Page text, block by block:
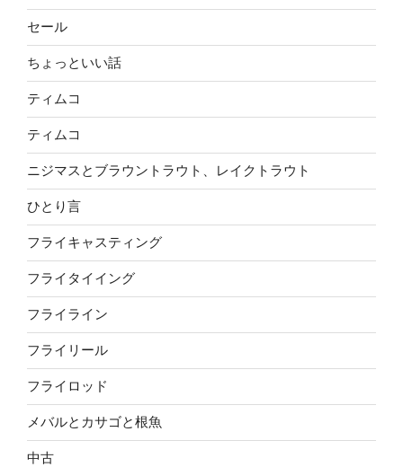
セール
ちょっといい話
ティムコ
ティムコ
ニジマスとブラウントラウト、レイクトラウト
ひとり言
フライキャスティング
フライタイイング
フライライン
フライリール
フライロッド
メバルとカサゴと根魚
中古